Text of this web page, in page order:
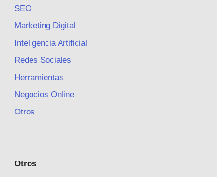
SEO
Marketing Digital
Inteligencia Artificial
Redes Sociales
Herramientas
Negocios Online
Otros
Otros